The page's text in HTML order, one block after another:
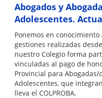
Abogados y
Adolescentes.
Ponemos en
gestiones realizadas
nuestro Colegio forma
vinculadas al pago de
Provincial para Abogadas/
Adolescentes, que
lleva el COLPROBA.